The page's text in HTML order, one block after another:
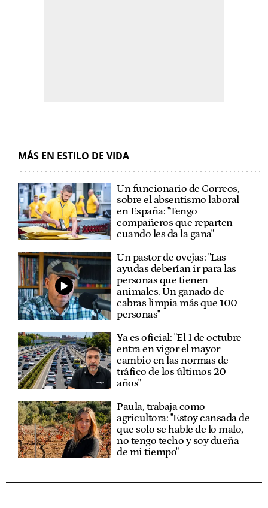
MÁS EN ESTILO DE VIDA
Un funcionario de Correos,
sobre el absentismo laboral
en España: "Tengo
compañeros que reparten
cuando les da la gana"
Un pastor de ovejas: "Las
ayudas deberían ir para las
personas que tienen
animales. Un ganado de
cabras limpia más que 100
personas"
Ya es oficial: "El 1 de octubre
entra en vigor el mayor
cambio en las normas de
tráfico de los últimos 20
años"
Paula, trabaja como
agricultora: "Estoy cansada de
que solo se hable de lo malo,
no tengo techo y soy dueña
de mi tiempo"